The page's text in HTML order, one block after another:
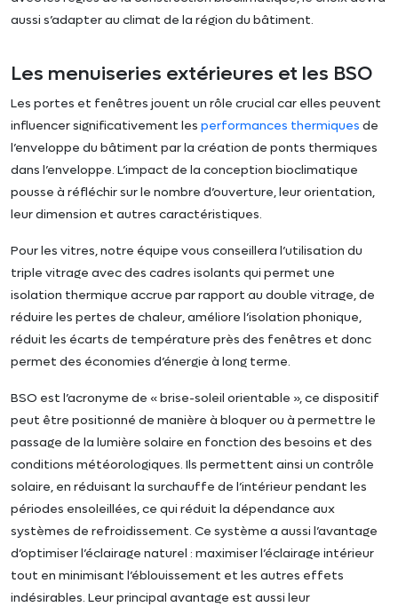
aussi s’adapter au climat de la région du bâtiment.
Les menuiseries extérieures et les BSO
Les portes et fenêtres jouent un rôle crucial car elles peuvent
influencer significativement les performances thermiques de
l’enveloppe du bâtiment par la création de ponts thermiques
dans l’enveloppe. L’impact de la conception bioclimatique
pousse à réfléchir sur le nombre d’ouverture, leur orientation,
leur dimension et autres caractéristiques.
Pour les vitres, notre équipe vous conseillera l’utilisation du
triple vitrage avec des cadres isolants qui permet une
isolation thermique accrue par rapport au double vitrage, de
réduire les pertes de chaleur, améliore l’isolation phonique,
réduit les écarts de température près des fenêtres et donc
permet des économies d’énergie à long terme.
BSO est l’acronyme de « brise-soleil orientable », ce dispositif
peut être positionné de manière à bloquer ou à permettre le
passage de la lumière solaire en fonction des besoins et des
conditions météorologiques. Ils permettent ainsi un contrôle
solaire, en réduisant la surchauffe de l’intérieur pendant les
périodes ensoleillées, ce qui réduit la dépendance aux
systèmes de refroidissement. Ce système a aussi l’avantage
d’optimiser l’éclairage naturel : maximiser l’éclairage intérieur
tout en minimisant l’éblouissement et les autres effets
indésirables. Leur principal avantage est aussi leur